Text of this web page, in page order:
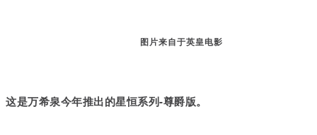
图片来自于英皇电影
这是万希泉今年推出的星恒系列-尊爵版。